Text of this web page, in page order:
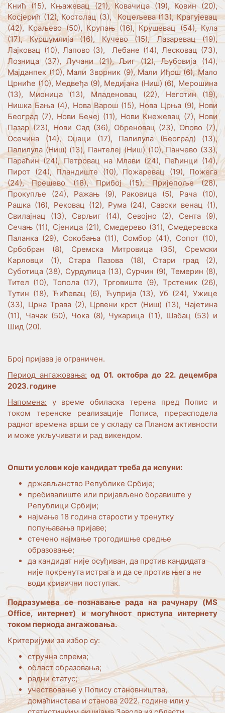
Кнић (15), Књажевац (21), Ковачица (19), Ковин (20),
Косјерић (12), Костолац (3), Коцељева (13), Крагујевац
(42), Краљево (50), Крупањ (16), Крушевац (54), Кула
(17), Куршумлија (16), Кучево (15), Лазаревац (19),
Лајковац (10), Лапово (3), Лебане (14), Лесковац (73),
Лозница (37), Лучани (21), Љиг (12), Љубовија (14),
Мајданпек (10), Мали Зворник (9), Мали Иђош (6), Мало
Црниће (10), Медвеђа (9), Медијана (Ниш) (6), Мерошина
(13), Мионица (13), Младеновац (22), Неготин (19),
Нишка Бања (4), Нова Варош (15), Нова Црња (9), Нови
Београд (7), Нови Бечеј (11), Нови Кнежевац (7), Нови
Пазар (23), Нови Сад (36), Обреновац (23), Опово (7),
Осечина (14), Оџаци (17), Палилула (Београд) (13),
Палилула (Ниш) (13), Пантелеј (Ниш) (10), Панчево (33),
Параћин (24), Петровац на Млави (24), Пећинци (14),
Пирот (24), Пландиште (10), Пожаревац (19), Пожега
(24), Прешево (18), Прибој (15), Пријепоље (28),
Прокупље (24), Ражањ (9), Раковица (5), Рача (10),
Рашка (16), Рековац (12), Рума (24), Савски венац (1),
Свилајнац (13), Сврљиг (14), Севојно (2), Сента (9),
Сечањ (11), Сјеница (21), Смедерево (31), Смедеревска
Паланка (29), Сокобања (11), Сомбор (41), Сопот (10),
Србобран (8), Сремска Митровица (35), Сремски
Карловци (1), Стара Пазова (18), Стари град (2),
Суботица (38), Сурдулица (13), Сурчин (9), Темерин (8),
Тител (10), Топола (17), Трговиште (9), Трстеник (26),
Тутин (18), Ћићевац (6), Ћуприја (13), Уб (24), Ужице
(33), Црна Трава (2), Црвени крст (Ниш) (13), Чајетина
(11), Чачак (50), Чока (8), Чукарица (11), Шабац (53) и
Шид (20).
Број пријава је ограничен.
Период ангажовања: од 01. октобра до 22. децембра
2023. године
Напомена: у време обиласка терена пред Попис и
током теренске реализације Пописа, прерасподела
радног времена врши се у складу са Планом активности
и може укључивати и рад викендом.
Општи услови које кандидат треба да испуни:
држављанство Републике Србије;
пребивалиште или пријављено боравиште у
Републици Србији;
најмање 18 година старости у тренутку
попуњавања пријаве;
стечено најмање трогодишње средње
образовање;
да кандидат није осуђиван, да против кандидата
није покренута истрага и да се против њега не
води кривични поступак.
Подразумева се познавање рада на рачунару (MS
Office, интернет) и могућност приступа интернету
током периода ангажовања.
Критеријуми за избор су:
стручна спрема;
област образовања;
радни статус;
учествовање у Попису становништва,
домаћинстава и станова 2022. године или у